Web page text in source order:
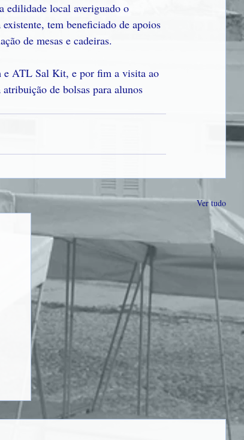
edilidade local averiguado o
tem beneficiado de apoios
de mesas e cadeiras.
e ATL Sal Kit, e por fim a visita ao
de bolsas para alunos
Ver tudo